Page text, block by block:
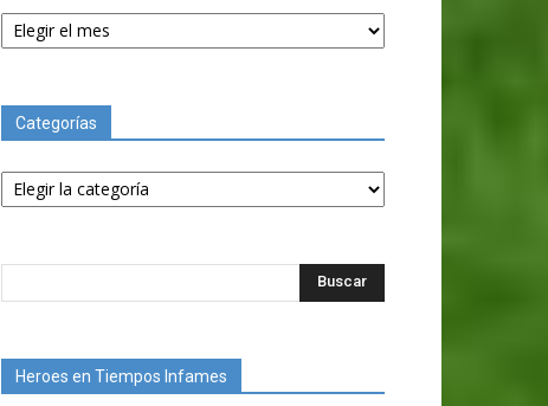
Archivos
Categorías
Categorías
Heroes en Tiempos Infames